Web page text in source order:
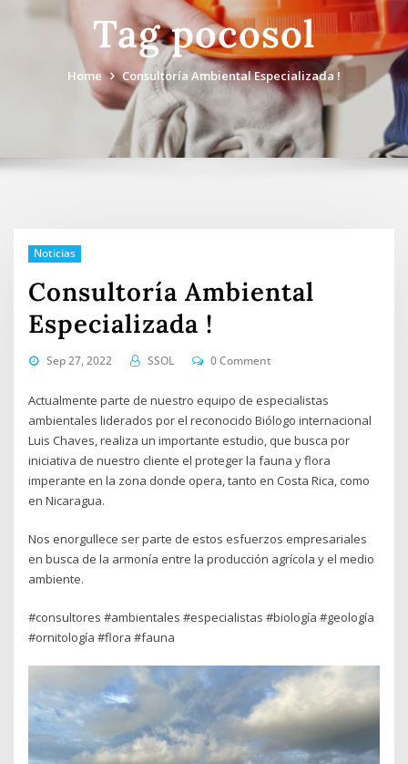
Tag pocosol
Home Consultoría Ambiental Especializada !
Noticias
Consultoría Ambiental
Especializada !
Sep 27, 2022 SSOL 0 Comment
Actualmente parte de nuestro equipo de especialistas
ambientales liderados por el reconocido Biólogo internacional
Luis Chaves, realiza un importante estudio, que busca por
iniciativa de nuestro cliente el proteger la fauna y flora
imperante en la zona donde opera, tanto en Costa Rica, como
en Nicaragua.
Nos enorgullece ser parte de estos esfuerzos empresariales
en busca de la armonía entre la producción agrícola y el medio
ambiente.
#consultores #ambientales #especialistas #biología #geología
#ornitología #flora #fauna